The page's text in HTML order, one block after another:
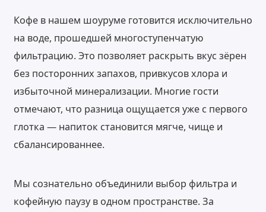
Кофе в нашем шоуруме готовится исключительно
на воде, прошедшей многоступенчатую
фильтрацию. Это позволяет раскрыть вкус зёрен
без посторонних запахов, привкусов хлора и
избыточной минерализации. Многие гости
отмечают, что разница ощущается уже с первого
глотка — напиток становится мягче, чище и
сбалансированнее.
Мы сознательно объединили выбор фильтра и
кофейную паузу в одном пространстве. За